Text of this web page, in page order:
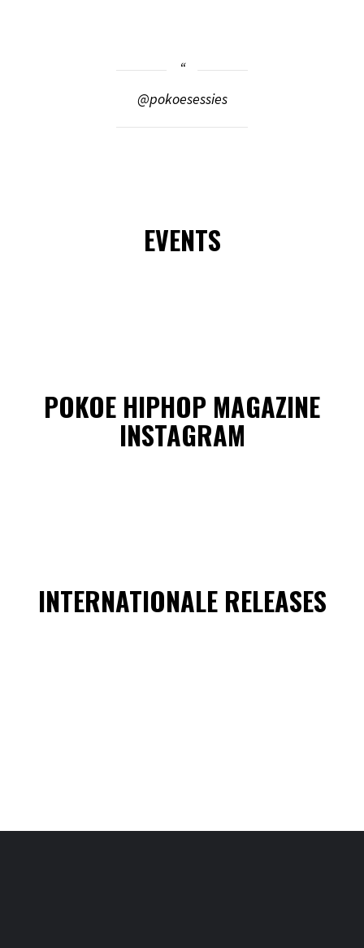
@pokoesessies
EVENTS
POKOE HIPHOP MAGAZINE
INSTAGRAM
INTERNATIONALE RELEASES